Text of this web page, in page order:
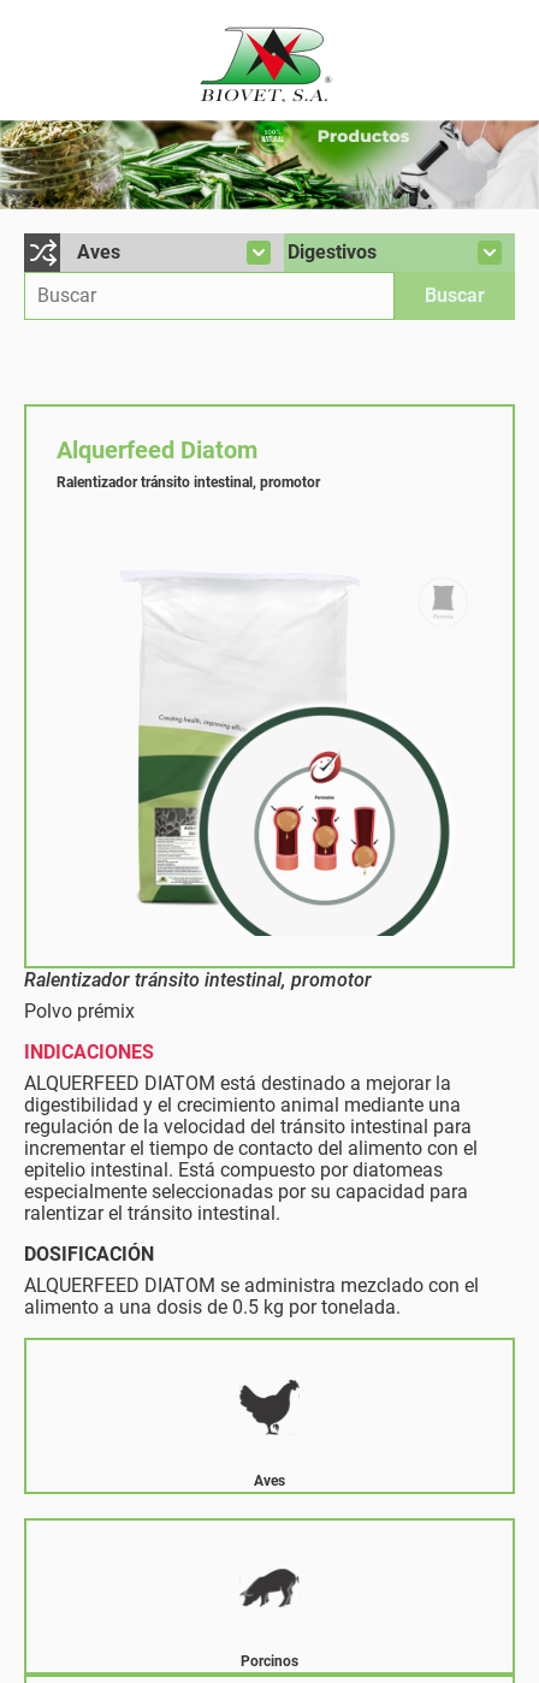
Alquerfeed Diatom
Ralentizador tránsito intestinal, promotor
Ralentizador tránsito intestinal, promotor
Polvo prémix
INDICACIONES
ALQUERFEED DIATOM está destinado a mejorar la
digestibilidad y el crecimiento animal mediante una
regulación de la velocidad del tránsito intestinal para
incrementar el tiempo de contacto del alimento con el
epitelio intestinal. Está compuesto por diatomeas
especialmente seleccionadas por su capacidad para
ralentizar el tránsito intestinal.
DOSIFICACIÓN
ALQUERFEED DIATOM se administra mezclado con el
alimento a una dosis de 0.5 kg por tonelada.
Aves
Porcinos